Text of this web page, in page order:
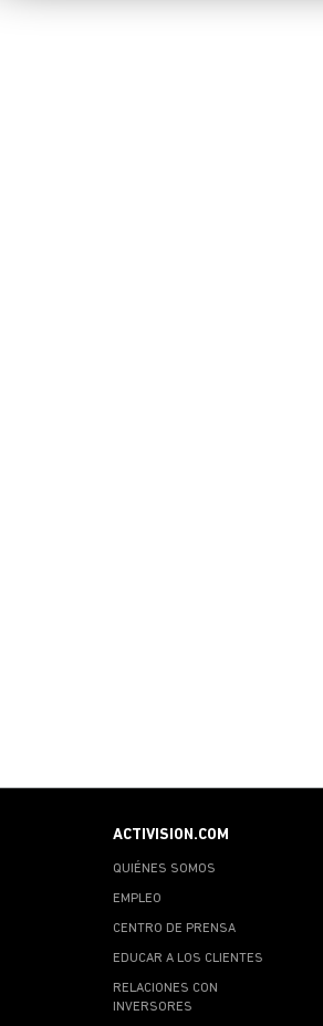
ACTIVISION.COM
QUIÉNES SOMOS
EMPLEO
CENTRO DE PRENSA
EDUCAR A LOS CLIENTES
RELACIONES CON
INVERSORES